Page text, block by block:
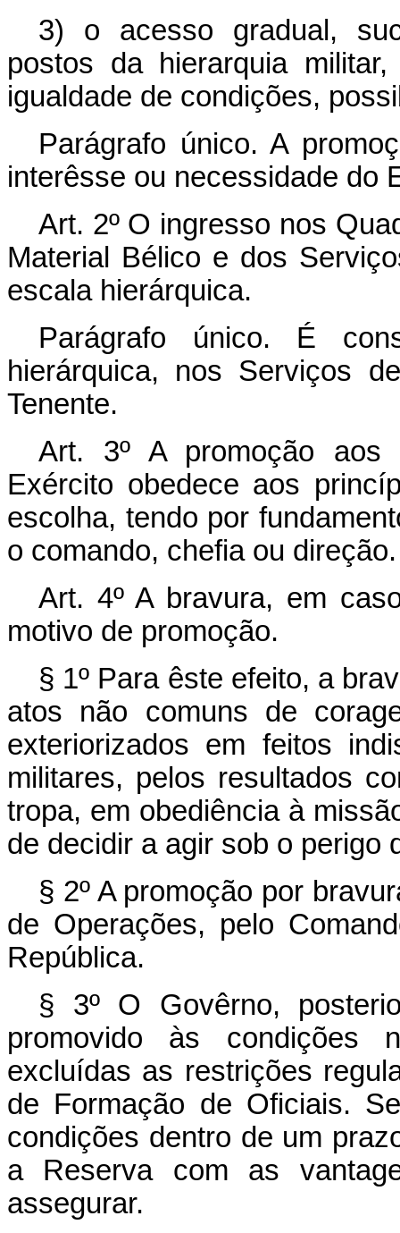
3) o acesso gradual,
postos da hierarquia
igualdade de condições,
Parágrafo único. A
interêsse ou necessidade do
Art. 2º O ingresso nos
Material Bélico e dos
escala hierárquica.
Parágrafo único. É
hierárquica, nos Serviços
Tenente.
Art. 3º A promoção aos
Exército obedece aos
escolha, tendo por
o comando, chefia ou direção.
Art. 4º A bravura, em
motivo de promoção.
§ 1º Para êste efeito, a
atos não comuns de
exteriorizados em feitos
militares, pelos resultados
tropa, em obediência à
de decidir a agir sob o perigo
§ 2º A promoção por
de Operações, pelo
República.
§ 3º O Govêrno,
promovido às condições
excluídas as restrições
de Formação de Oficiais.
condições dentro de um
a Reserva com as
assegurar.